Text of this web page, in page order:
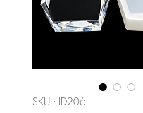
SKU : ID206